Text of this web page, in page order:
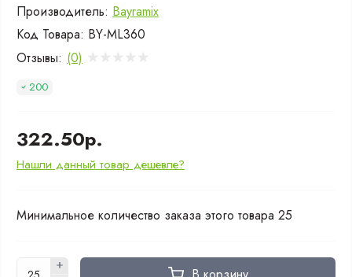
Производитель: Bayramix
Код Товара: BY-ML360
Отзывы: (0)
200
322.50р.
Нашли данный товар дешевле?
Минимальное количество заказа этого товара 25